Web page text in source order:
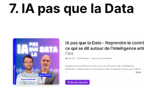
7. IA pas que la Data